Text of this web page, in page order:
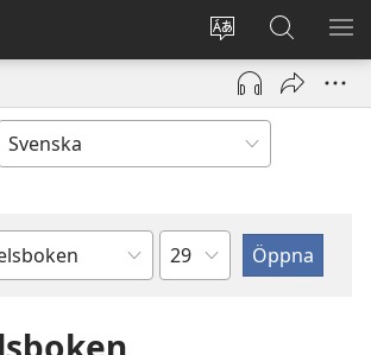
Ändra
webbplatsens
språk
Logga
(öppnar
fönster)
Sök
på
jw.org
Kapitel